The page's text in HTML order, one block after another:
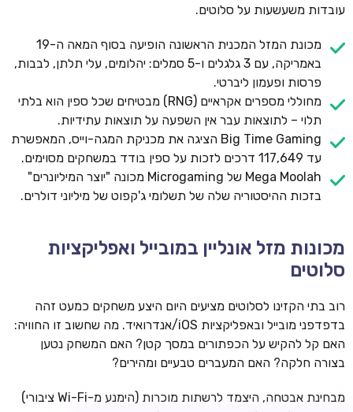
TSARS
חבילת קבלת פנים: בונוס 100% עד 300€ + 100 ספיני בונוס על
CASOO
חדשים
ROYSPINS
חינם על ההפקדות הראשונות
עובדות משעשעות על סלוטים.
מכונת המזל המכנית הראשונה הופיעה בסוף המאה ה-19
באמריקה, עם 3 גלגלים ו-5 סמלים: יהלומים, עלי תלתן, לבבות,
פרסות ופעמון ליברטי.
מחוללי מספרים אקראיים (RNG) מבטיחים שכל ספין הוא בלתי
תלוי – לתוצאות עבר אין השפעה על תוצאות עתידיות.
Big Time Gaming הציגה את מכניקת המגה-וייס, המאפשרת
עד 117,649 דרכים לזכות על ספין בודד במשחקים מסוימים.
Mega Moolah של Microgaming מכונה "יוצר המיליונרים"
בזכות ההיסטוריה שלה של תשלומי ג'קפוט של מיליוני דולרים.
מכונות מזל אונליין במובייל ואפליקציות
סלוטים
רוב בתי הקזינו לסלוטים מציעים היום היצע משחקים כמעט זהה
בדפדפני מובייל ובאפליקציות iOS/אנדרואיד. מה שחשוב זו החוויה:
האם קל להקיש על הכפתורים במסך קטן? האם המשחק נטען
בצורה חלקה? האם המעברים טבעיים ומהירים?
מבחינת אבטחה, היצמד לרשתות מוכרות (הימנע מ-Wi-Fi ציבורי)